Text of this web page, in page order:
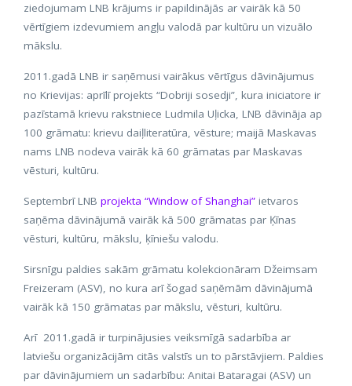
ziedojumam LNB krājums ir papildinājās ar vairāk kā 50
vērtīgiem izdevumiem angļu valodā par kultūru un vizuālo
mākslu.
2011.gadā LNB ir saņēmusi vairākus vērtīgus dāvinājumus
no Krievijas: aprīlī projekts “Dobriji sosedji”, kura iniciatore ir
pazīstamā krievu rakstniece Ludmila Uļicka, LNB dāvināja ap
100 grāmatu: krievu daiļliteratūra, vēsture; maijā Maskavas
nams LNB nodeva vairāk kā 60 grāmatas par Maskavas
vēsturi, kultūru.
Septembrī LNB projekta “Window of Shanghai” ietvaros
saņēma dāvinājumā vairāk kā 500 grāmatas par Ķīnas
vēsturi, kultūru, mākslu, ķīniešu valodu.
Sirsnīgu paldies sakām grāmatu kolekcionāram Džeimsam
Freizeram (ASV), no kura arī šogad saņēmām dāvinājumā
vairāk kā 150 grāmatas par mākslu, vēsturi, kultūru.
Arī 2011.gadā ir turpinājusies veiksmīgā sadarbība ar
latviešu organizācijām citās valstīs un to pārstāvjiem. Paldies
par dāvinājumiem un sadarbību: Anitai Bataragai (ASV) un